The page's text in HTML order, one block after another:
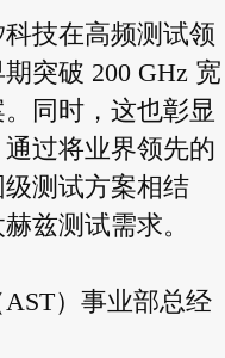
技在高频测试领
突破 200 GHz 宽
同时，这也彰显
过将业界领先的
测试方案相结
兹测试需求。
）事业部总经